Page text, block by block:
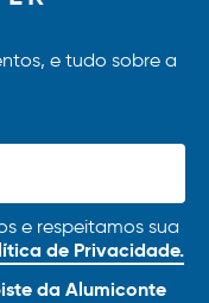
e tudo sobre a
e respeitamos sua
de Privacidade.
da Alumiconte